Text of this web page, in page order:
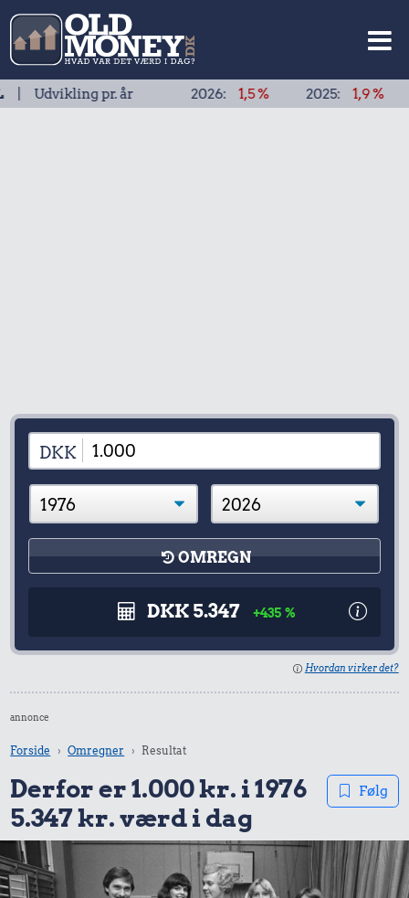
pr. år 1,5 % 2025: 1,9 % 2024:
DKK
OMREGN
DKK 5.347 +435 %
Hvordan virker det?
annonce
Forside Omregner Resultat
Derfor er 1.000 kr. i 1976
5.347 kr. værd i dag
Følg